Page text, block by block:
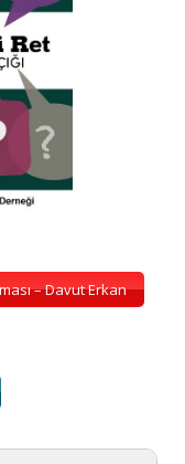
– Davut Erkan